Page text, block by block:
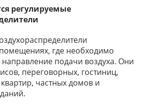
регулируемые
где необходимо
подачи воздуха. Они
переговорных, гостиниц,
частных домов и